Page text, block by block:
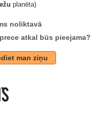
planēta)
noliktavā
atkal būs pieejama?
man ziņu